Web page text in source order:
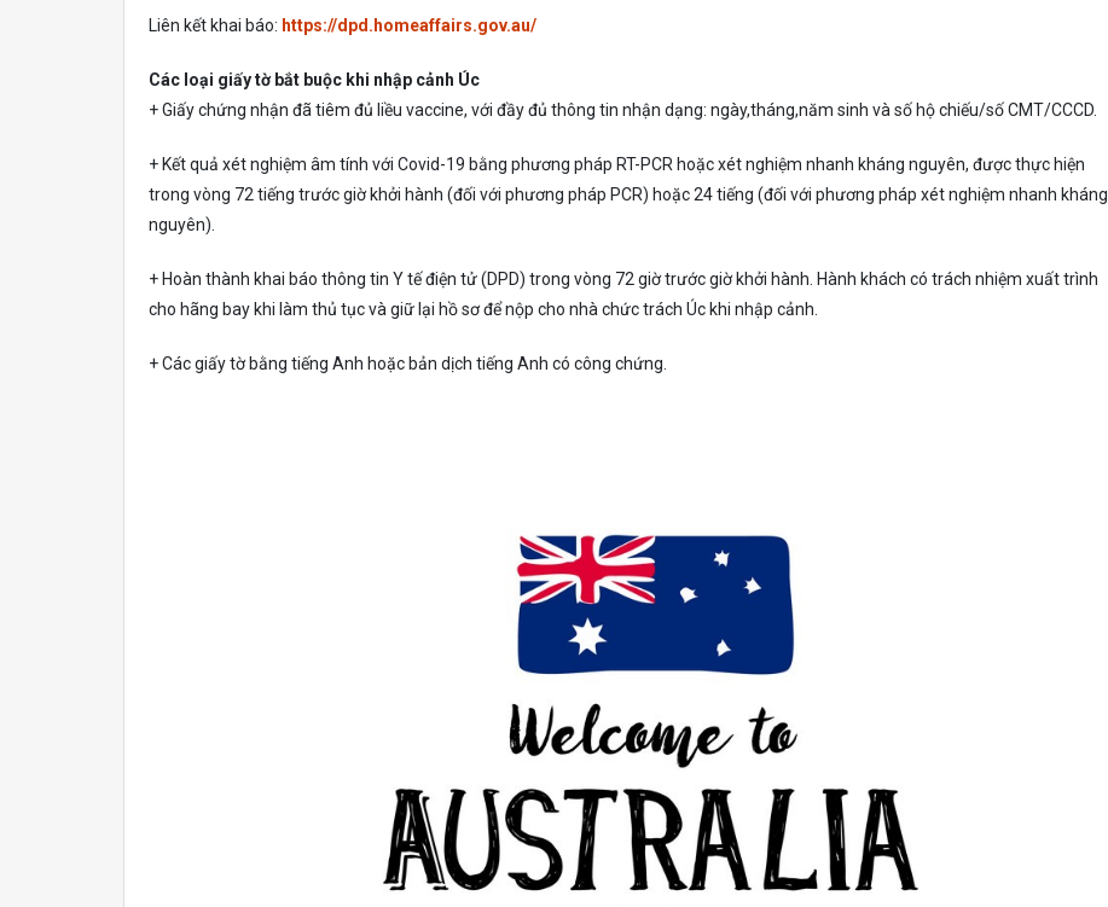
Liên kết khai báo: https://dpd.homeaffairs.gov.au/
Các loại giấy tờ bắt buộc khi nhập cảnh Úc
+ Giấy chứng nhận đã tiêm đủ liều vaccine, với đầy đủ thông tin nhận dạng: ngày,tháng,năm sinh và số hộ chiếu/số CMT/CCCD.
+ Kết quả xét nghiệm âm tính với Covid-19 bằng phương pháp RT-PCR hoặc xét nghiệm nhanh kháng nguyên, được thực hiện
trong vòng 72 tiếng trước giờ khởi hành (đối với phương pháp PCR) hoặc 24 tiếng (đối với phương pháp xét nghiệm nhanh kháng
nguyên).
+ Hoàn thành khai báo thông tin Y tế điện tử (DPD) trong vòng 72 giờ trước giờ khởi hành. Hành khách có trách nhiệm xuất trình
cho hãng bay khi làm thủ tục và giữ lại hồ sơ để nộp cho nhà chức trách Úc khi nhập cảnh.
+ Các giấy tờ bằng tiếng Anh hoặc bản dịch tiếng Anh có công chứng.